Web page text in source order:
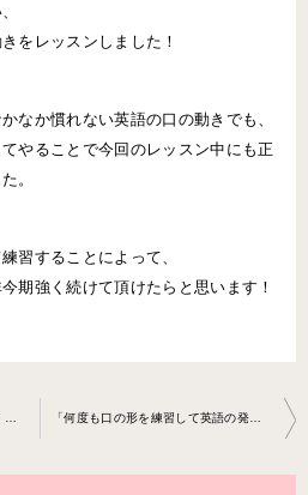
をレッスンしました！
なか慣れない英語の口の動きでも、
やることで今回のレッスン中にも正
。
習することによって、
期強く続けて頂けたらと思います！
「正しい音とリズムを確かめよう！」ボーカル教室 2023-2-27-­no0013-­0083 「何度も口の形を練習して英語の発音を定着させましょう！」ボーカル教室 2023-3-1 3-­no0013-­0084